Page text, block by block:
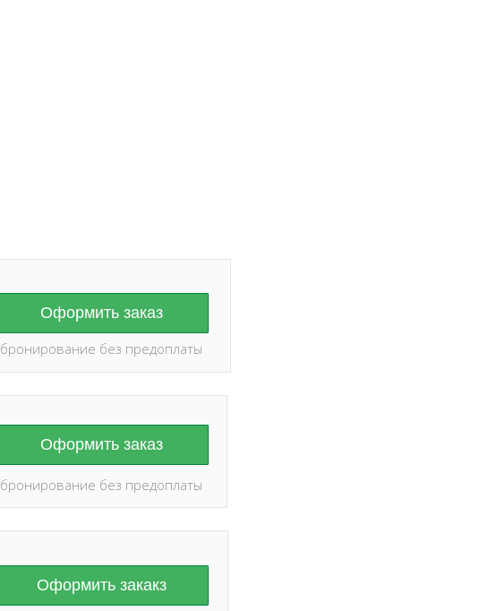
Оформить заказ
бронирование без предоплаты
Оформить заказ
Оформить закакз
бронирование без предоплаты